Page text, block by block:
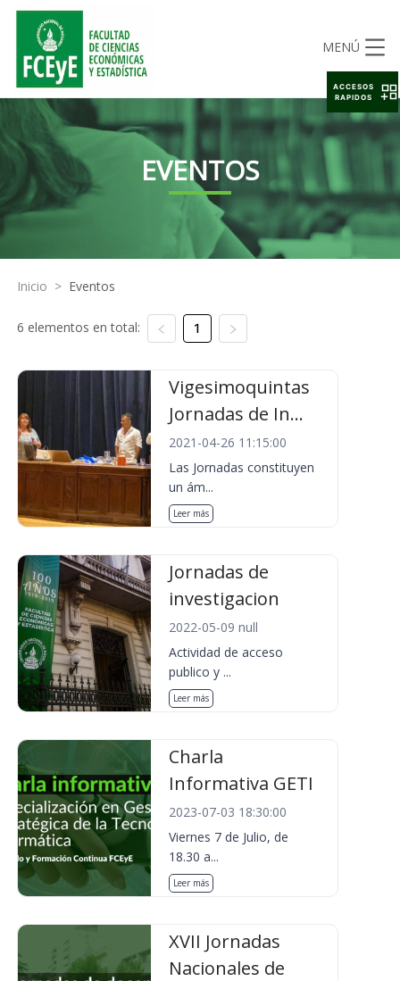
MENÚ
EVENTOS
Inicio > Eventos
6 elementos en total: 1
Vigesimoquintas
Jornadas de In...
2021-04-26 11:15:00
Las Jornadas constituyen
un ám...
Leer más
Jornadas de
investigacion
2022-05-09 null
Actividad de acceso
publico y ...
Leer más
Charla
Informativa GETI
2023-07-03 18:30:00
Viernes 7 de Julio, de
18.30 a...
Leer más
XVII Jornadas
Nacionales de
ACCESOS
RAPIDOS